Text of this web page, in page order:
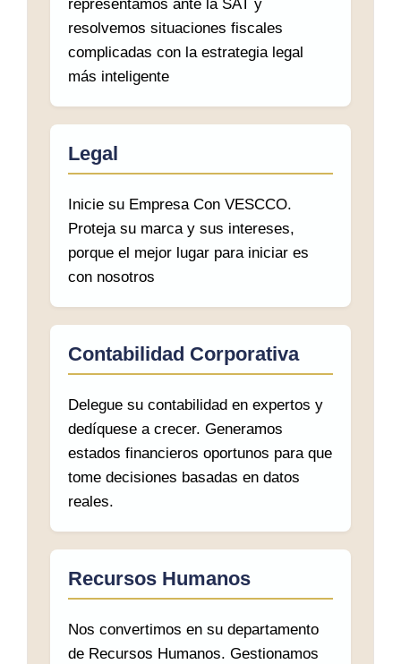
representamos ante la SAT y
resolvemos situaciones fiscales
complicadas con la estrategia legal
más inteligente
Legal
Inicie su Empresa Con VESCCO.
Proteja su marca y sus intereses,
porque el mejor lugar para iniciar es
con nosotros
Contabilidad Corporativa
Delegue su contabilidad en expertos y
dedíquese a crecer. Generamos
estados financieros oportunos para que
tome decisiones basadas en datos
reales.
Recursos Humanos
Nos convertimos en su departamento
de Recursos Humanos. Gestionamos